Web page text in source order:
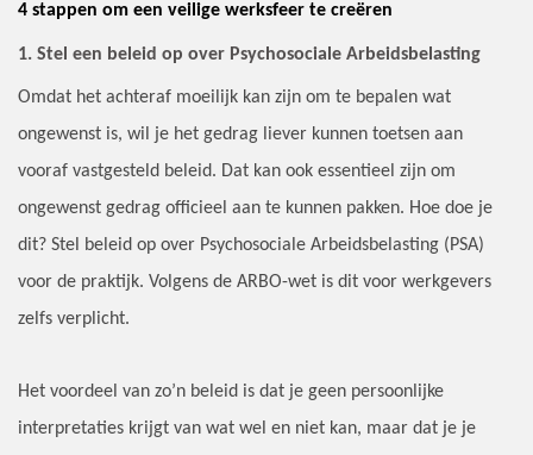
4 stappen om een veilige werksfeer te creëren
1. Stel een beleid op over Psychosociale Arbeidsbelasting
Omdat het achteraf moeilijk kan zijn om te bepalen wat
ongewenst is, wil je het gedrag liever kunnen toetsen aan
vooraf vastgesteld beleid. Dat kan ook essentieel zijn om
ongewenst gedrag officieel aan te kunnen pakken. Hoe doe je
dit? Stel beleid op over Psychosociale Arbeidsbelasting (PSA)
voor de praktijk. Volgens de ARBO-wet is dit voor werkgevers
zelfs verplicht.
Het voordeel van zo’n beleid is dat je geen persoonlijke
interpretaties krijgt van wat wel en niet kan, maar dat je je